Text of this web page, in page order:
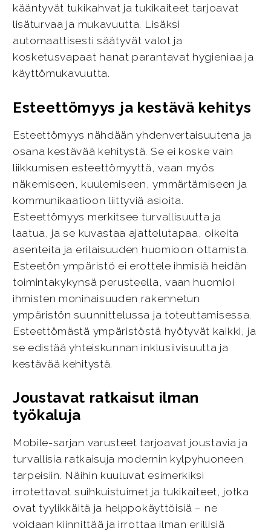
kääntyvät tukikahvat ja tukikaiteet tarjoavat
lisäturvaa ja mukavuutta. Lisäksi
automaattisesti säätyvät valot ja
kosketusvapaat hanat parantavat hygieniaa ja
käyttömukavuutta.
Esteettömyys ja kestävä kehitys
Esteettömyys nähdään yhdenvertaisuutena ja
osana kestävää kehitystä. Se ei koske vain
liikkumisen esteettömyyttä, vaan myös
näkemiseen, kuulemiseen, ymmärtämiseen ja
kommunikaatioon liittyviä asioita.
Esteettömyys merkitsee turvallisuutta ja
laatua, ja se kuvastaa ajattelutapaa, oikeita
asenteita ja erilaisuuden huomioon ottamista.
Esteetön ympäristö ei erottele ihmisiä heidän
toimintakykynsä perusteella, vaan huomioi
ihmisten moninaisuuden rakennetun
ympäristön suunnittelussa ja toteuttamisessa.
Esteettömästä ympäristöstä hyötyvät kaikki, ja
se edistää yhteiskunnan inklusiivisuutta ja
kestävää kehitystä.
Joustavat ratkaisut ilman
työkaluja
Mobile-sarjan varusteet tarjoavat joustavia ja
turvallisia ratkaisuja modernin kylpyhuoneen
tarpeisiin. Näihin kuuluvat esimerkiksi
irrotettavat suihkuistuimet ja tukikaiteet, jotka
ovat tyylikkäitä ja helppokäyttöisiä – ne
voidaan kiinnittää ja irrottaa ilman erillisiä